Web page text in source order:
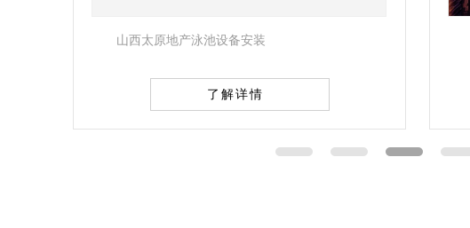
山西太原盐浴房安装
了解详情